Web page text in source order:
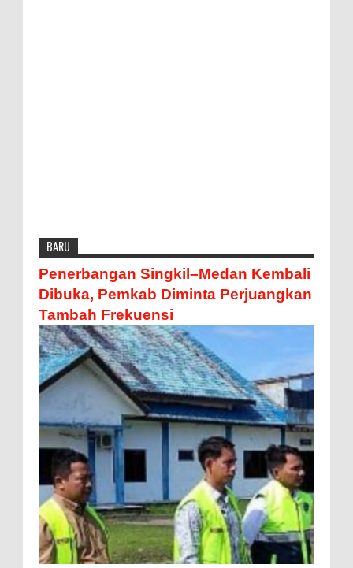
BARU
Penerbangan Singkil–Medan Kembali
Dibuka, Pemkab Diminta Perjuangkan
Tambah Frekuensi